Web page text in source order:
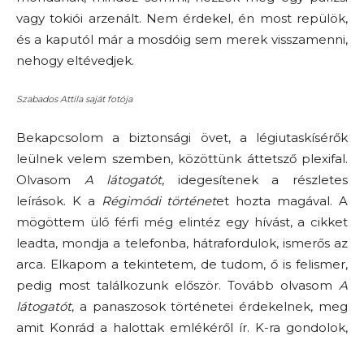
vagy tokiói arzenált. Nem érdekel, én most repülök,
és a kaputól már a mosdóig sem merek visszamenni,
nehogy eltévedjek.
Szabados Attila saját fotója
Bekapcsolom a biztonsági övet, a légiutaskísérők
leülnek velem szemben, közöttünk áttetsző plexifal.
Olvasom A látogatót, idegesítenek a részletes
leírások. K a Régimódi történetet hozta magával. A
mögöttem ülő férfi még elintéz egy hívást, a cikket
leadta, mondja a telefonba, hátrafordulok, ismerős az
arca. Elkapom a tekintetem, de tudom, ő is felismer,
pedig most találkozunk először. Tovább olvasom A
látogatót, a panaszosok történetei érdekelnek, meg
amit Konrád a halottak emlékéről ír. K-ra gondolok,